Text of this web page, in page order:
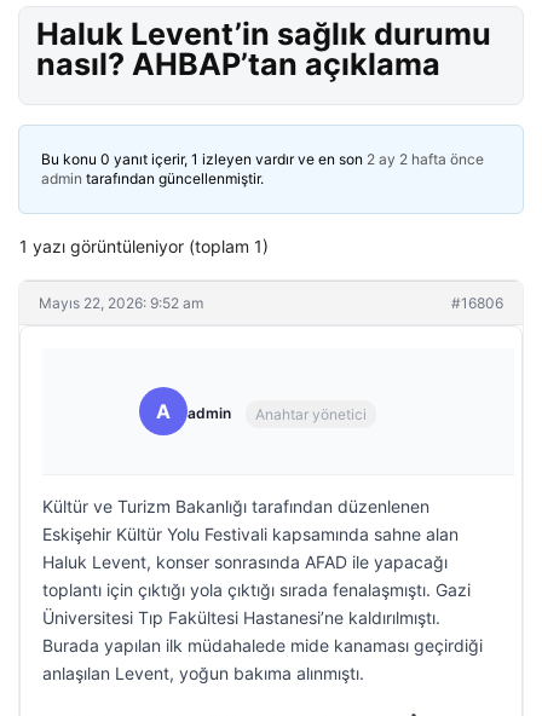
Haluk Levent’in sağlık durumu
nasıl? AHBAP’tan açıklama
Bu konu 0 yanıt içerir, 1 izleyen vardır ve en son 2 ay 2 hafta önce
admin tarafından güncellenmiştir.
1 yazı görüntüleniyor (toplam 1)
Mayıs 22, 2026: 9:52 am #16806
A admin Anahtar yönetici
Kültür ve Turizm Bakanlığı tarafından düzenlenen
Eskişehir Kültür Yolu Festivali kapsamında sahne alan
Haluk Levent, konser sonrasında AFAD ile yapacağı
toplantı için çıktığı yola çıktığı sırada fenalaşmıştı. Gazi
Üniversitesi Tıp Fakültesi Hastanesi’ne kaldırılmıştı.
Burada yapılan ilk müdahalede mide kanaması geçirdiği
anlaşılan Levent, yoğun bakıma alınmıştı.